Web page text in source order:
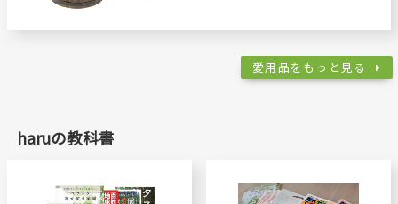
愛用品をもっと見る
haruの教科書